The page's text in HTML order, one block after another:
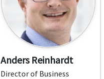
Anders Reinhardt
Director of Business